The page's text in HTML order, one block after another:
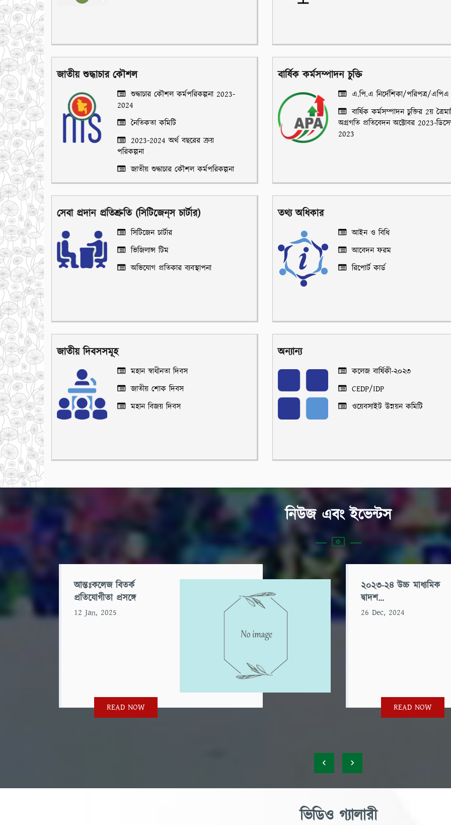
জাতীয় শুদ্ধাচার কৌশল
শুদ্ধাচার কৌশল কর্মপরিকল্পনা 2023-
2024
নৈতিকতা কমিটি
2023-2024 অর্থ বছরের ক্রয়
পরিকল্পনা
জাতীয় শুদ্ধাচার কৌশল কর্মপরিকল্পনা
বার্ষিক কর্মসম্পাদন চুক্তি
এ.পি.এ নির্দেশিকা/পরিপত্র/এপিএ
বার্ষিক কর্মসম্পাদন চুক্তির 2য়
অগ্রগতি প্রতিবেদন অক্টোবর 2023-
2023
সেবা প্রদান প্রতিশ্রুতি (সিটিজেন্‌স চার্টার)
সিটিজেন চার্টার
ভিজিলান্স টিম
অভিযোগ প্রতিকার ব্যবস্থাপনা
তথ্য অধিকার
আইন ও বিধি
আবেদন ফরম
রিপোর্ট কার্ড
জাতীয় দিবসসমূহ
মহান স্বাধীনতা দিবস
জাতীয় শোক দিবস
মহান বিজয় দিবস
অন্যান্য
কলেজ বার্ষিকী-২০২৩
CEDP/IDP
ওয়েবসাইট উন্নয়ন কমিটি
নিউজ এবং ইভেন্টস
আন্তঃকলেজ বিতর্ক
প্রতিযোগীতা প্রসঙ্গে
12 Jan, 2025
READ NOW
২০২৩-২৪ উচ্চ মাধ্যমিক
দ্বাদশ...
26 Dec, 2024
READ NOW
‹ ›
ভিডিও গ্যালারী